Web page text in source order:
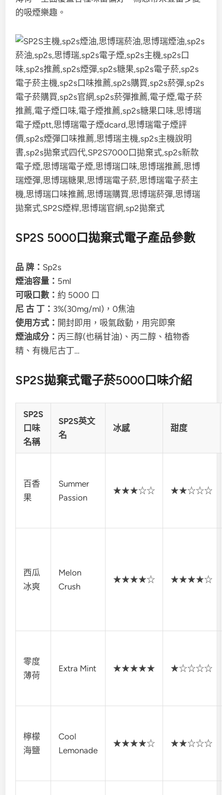
的吸煙樂趣。
SP2S 5000口拋棄式電子產品參數
品 牌： Sp2s
煙油容量： 5ml
可吸口數： 約 5000 口
尼 古 丁： 3%(30mg/ml)，0焦油
使用方式： 開封即用，吸氣啟動，用完即棄
煙油成分： 丙三醇(也稱甘油)、丙二醇、植物香
精、有機尼古丁…
SP2S拋棄式電子菸5000口味介紹
SP2S
口味
名稱
SP2S英文
名
冰感 甜度
百香
果
Summer
Passion
★★★☆☆ ★★☆☆☆
西瓜
冰爽
Melon
Crush
★★★★☆ ★★★★☆
零度
薄荷
Extra Mint ★★★★★ ★☆☆☆☆
檸檬
海鹽
Cool
Lemonade
★★★★☆ ★★☆☆☆